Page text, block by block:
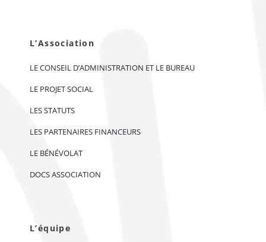
L’Association
LE CONSEIL D’ADMINISTRATION ET LE BUREAU
LE PROJET SOCIAL
LES STATUTS
LES PARTENAIRES FINANCEURS
LE BÉNÉVOLAT
DOCS ASSOCIATION
L’équipe